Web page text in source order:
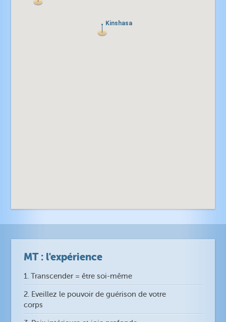
Kinshasa
Kinshasa
MT : l'expérience
1. Transcender = être soi-même
2. Eveillez le pouvoir de guérison de votre
corps